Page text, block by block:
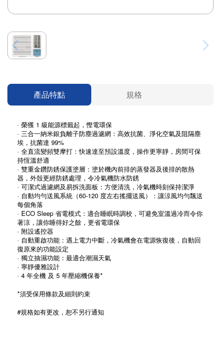
產品特點 規格
· 榮獲 1 級能源標籤起，慳電環保
· 三合一納米銀負離子防塵過濾網：高效抗菌、淨化空氣及阻隔塵
埃，抗菌達 99%
· 全直流變頻雙摩打：快速達至預設溫度，操作更寧靜，房間可保
持恆溫舒適
· 雙重金鑽防銹保護塗層：塗於機內前排的蒸發器及後排的散熱
器，外殼更經防銹處理，令冷氣機防水防銹
· 可潔式過濾網及易拆洗面板：方便清洗，冷氣機時刻保持潔淨
· 自動均勻送風系統（60-120 度左右搖擺送風）：讓涼風均勻飄送
每個角落
· ECO Sleep 省電模式：適合睡眠時調校，可避免室溫過冷而令你
著涼，讓你睡得好之餘，更省電環保
· 附設遙控器
· 自動重啟功能：遇上電力中斷，冷氣機會在電源恢復後，自動回
復原來的功能設定
· 獨立抽濕功能：最適合潮濕天氣
· 寧靜優雅設計
· 4 年全機 及 5 年壓縮機保養*
*須受保用條款及細則約束
#規格如有更改，恕不另行通知